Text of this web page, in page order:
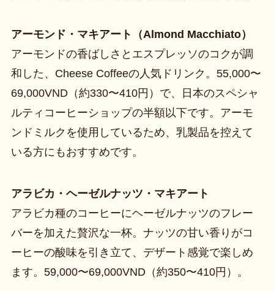
アーモンド・マキアート（Almond Macchiato）
アーモンドの香ばしさとエスプレッソのコクが調
和した、Cheese Coffeeの人気ドリンク。55,000〜
69,000VND（約330〜410円）で、日本のスペシャ
ルティコーヒーショップの半額以下です。アーモ
ンドミルクを使用しているため、乳製品を控えて
いる方にもおすすめです。
アラビカ・ヘーゼルナッツ・マキアート
アラビカ種のコーヒーにヘーゼルナッツのフレー
バーを加えた贅沢な一杯。ナッツの甘い香りがコ
ーヒーの酸味を引き立て、デザート感覚で楽しめ
ます。59,000〜69,000VND（約350〜410円）。